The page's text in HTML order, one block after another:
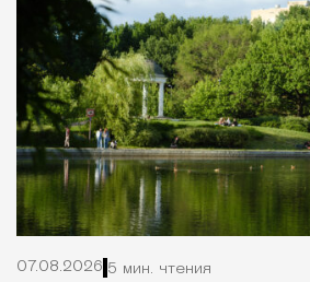
07.08.2026 5 мин. чтения